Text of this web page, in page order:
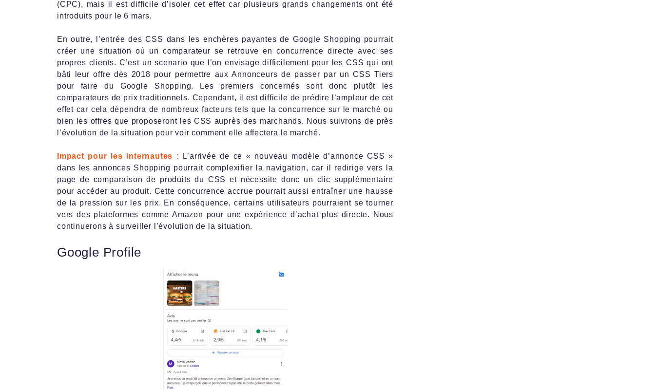
(CPC), mais il est difficile d’isoler cet effet car plusieurs grands changements ont été
introduits pour le 6 mars.
En outre, l’entrée des CSS dans les enchères payantes de Google Shopping pourrait
créer une situation où un comparateur se retrouve en concurrence directe avec ses
propres clients. C’est un scenario que l’on envisage difficilement pour les CSS qui ont
bâti leur offre dès 2018 pour permettre aux Annonceurs de passer par un CSS Tiers
pour faire du Google Shopping. Les premiers concernés sont donc plutôt les
comparateurs de prix traditionnels. Cependant, il est difficile de prédire l’ampleur de cet
effet car cela dépendra de nombreux facteurs tels que la concurrence sur le marché ou
bien les offres que proposeront les CSS auprès des marchands. Nous suivrons de près
l’évolution de la situation pour voir comment elle affectera le marché.
Impact pour les internautes :
L’arrivée de ce « nouveau modèle d’annonce CSS »
dans les annonces Shopping pourrait complexifier la navigation, car il redirige vers la
page de comparaison de produits du CSS et nécessite donc un clic supplémentaire
pour accéder au produit. Cette concurrence accrue pourrait aussi entraîner une hausse
de la pression sur les prix. En conséquence, certains utilisateurs pourraient se tourner
vers des plateformes comme Amazon pour une expérience d’achat plus directe. Nous
continuerons à surveiller l’évolution de la situation.
Google Profile